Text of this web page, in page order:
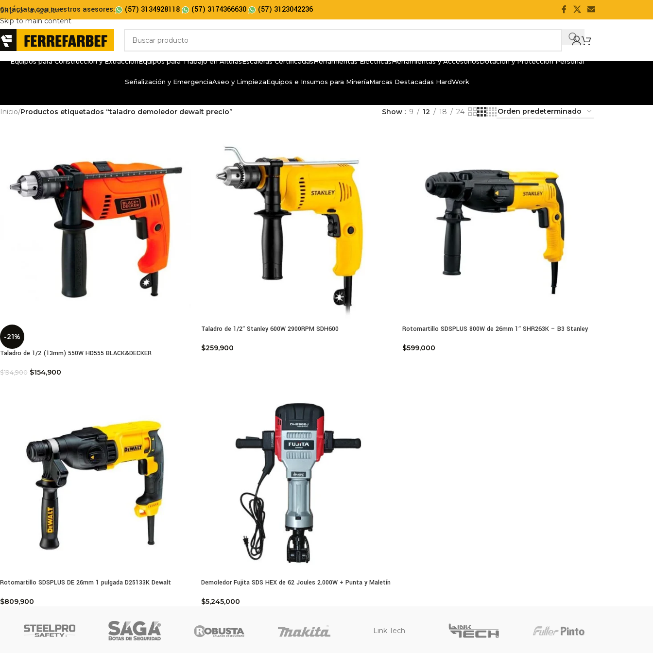
Skip to navigation
Skip to main content
con nuestros asesores: (57) 3134928118 (57) 3174366630 (57) 3123042236
Equipos para Construcción y ExtracciónEquipos para Trabajo en AlturasEscaleras CertificadasHerramientas EléctricasHerramientas y AccesoriosDotación y Protección Personal
Señalización y EmergenciaAseo y LimpiezaEquipos e Insumos para MineríaMarcas Destacadas HardWork
Inicio/Productos etiquetados “taladro demoledor dewalt precio” Show 9 12 18 24
-21%
Taladro de 1/2 (13mm) 550W HD555 BLACK&DECKER
$194,900 $154,900
Taladro de 1/2″ Stanley 600W 2900RPM SDH600
$259,900
Rotomartillo SDSPLUS 800W de 26mm 1″ SHR263K – B3 Stanley
$599,000
Rotomartillo SDSPLUS DE 26mm 1 pulgada D25133K Dewalt
$809,900
Demoledor Fujita SDS HEX de 62 Joules 2.000W + Punta y Maletín
$5,245,000
Link Tech